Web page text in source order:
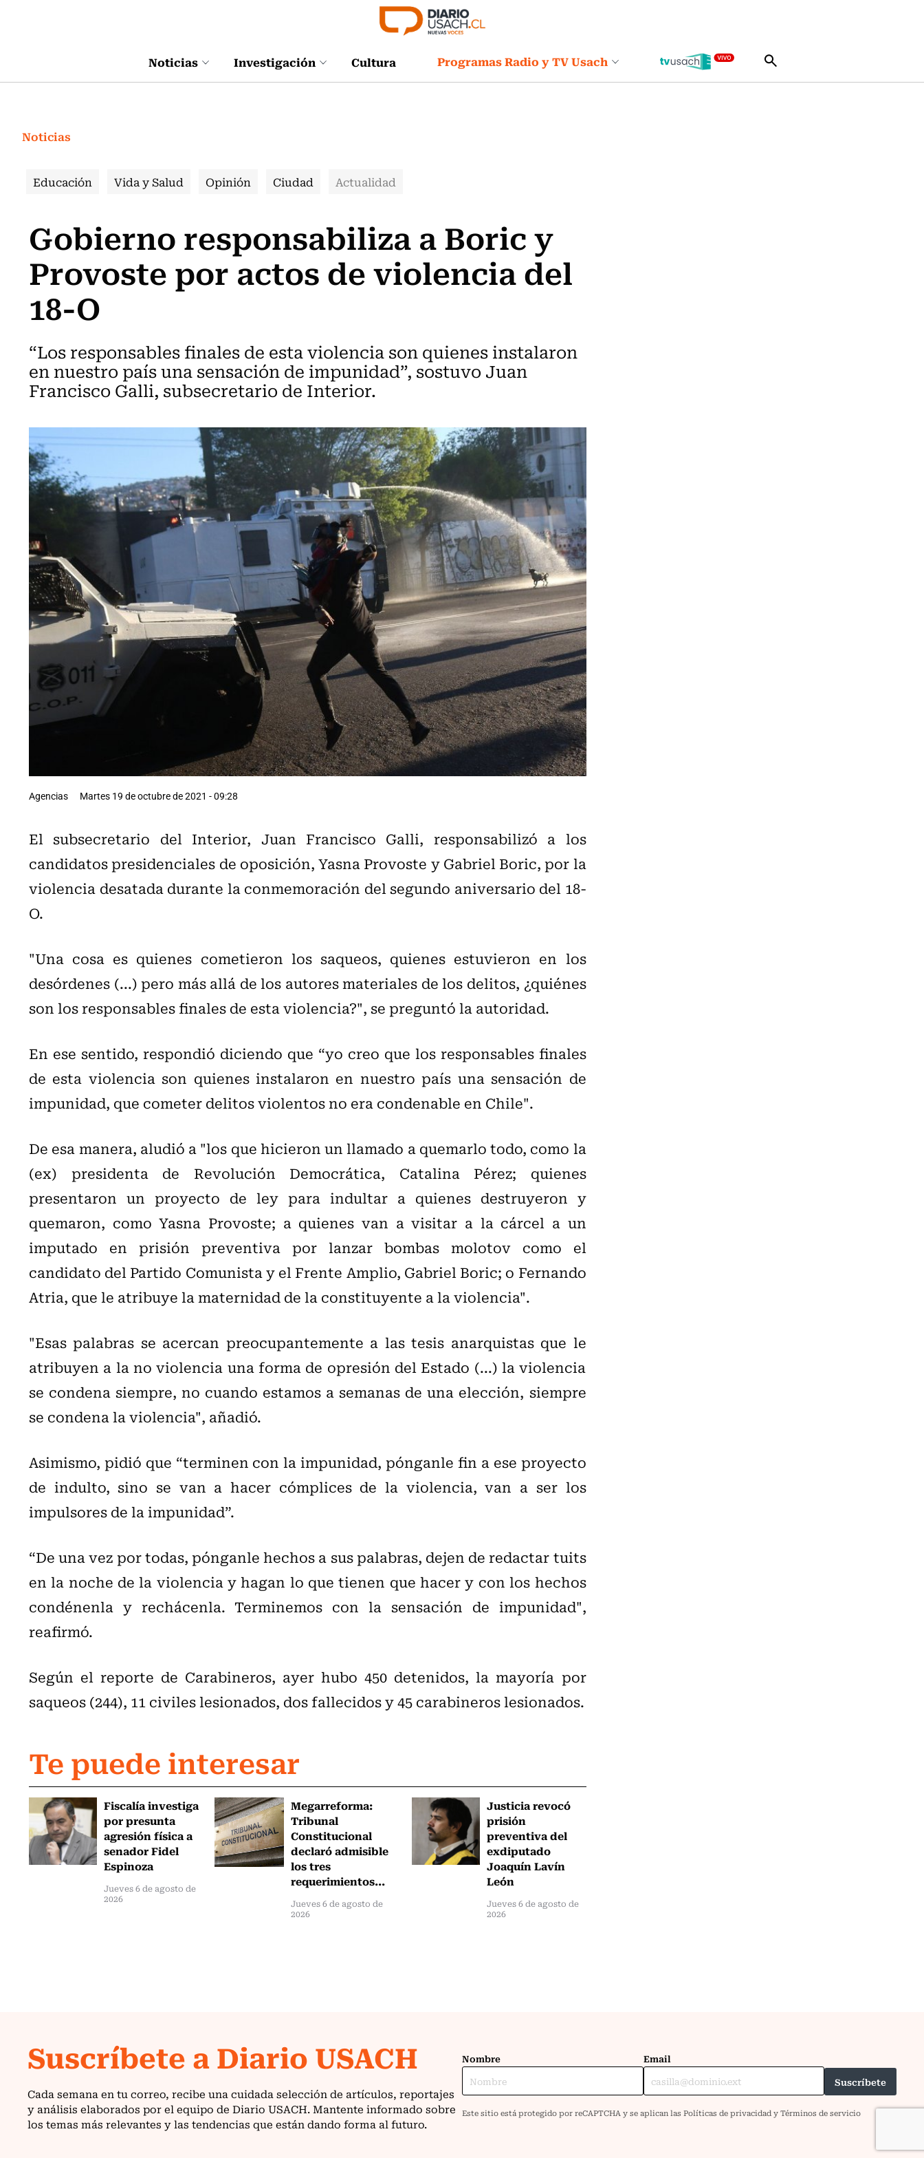
Noticias Investigación Cultura Programas Radio y TV Usach
Noticias
Educación Vida y Salud Opinión Ciudad Actualidad
Gobierno responsabiliza a Boric y
Provoste por actos de violencia del
18-O
“Los responsables finales de esta violencia son quienes instalaron
en nuestro país una sensación de impunidad”, sostuvo Juan
Francisco Galli, subsecretario de Interior.
Agencias Martes 19 de octubre de 2021 - 09:28
El subsecretario del Interior, Juan Francisco Galli, responsabilizó a los
candidatos presidenciales de oposición, Yasna Provoste y Gabriel Boric, por la
violencia desatada durante la conmemoración del segundo aniversario del 18-
O.
"Una cosa es quienes cometieron los saqueos, quienes estuvieron en los
desórdenes (...) pero más allá de los autores materiales de los delitos, ¿quiénes
son los responsables finales de esta violencia?", se preguntó la autoridad.
En ese sentido, respondió diciendo que “yo creo que los responsables finales
de esta violencia son quienes instalaron en nuestro país una sensación de
impunidad, que cometer delitos violentos no era condenable en Chile".
De esa manera, aludió a "los que hicieron un llamado a quemarlo todo, como la
(ex) presidenta de Revolución Democrática, Catalina Pérez; quienes
presentaron un proyecto de ley para indultar a quienes destruyeron y
quemaron, como Yasna Provoste; a quienes van a visitar a la cárcel a un
imputado en prisión preventiva por lanzar bombas molotov como el
candidato del Partido Comunista y el Frente Amplio, Gabriel Boric; o Fernando
Atria, que le atribuye la maternidad de la constituyente a la violencia".
"Esas palabras se acercan preocupantemente a las tesis anarquistas que le
atribuyen a la no violencia una forma de opresión del Estado (...) la violencia
se condena siempre, no cuando estamos a semanas de una elección, siempre
se condena la violencia", añadió.
Asimismo, pidió que “terminen con la impunidad, pónganle fin a ese proyecto
de indulto, sino se van a hacer cómplices de la violencia, van a ser los
impulsores de la impunidad”.
“De una vez por todas, pónganle hechos a sus palabras, dejen de redactar tuits
en la noche de la violencia y hagan lo que tienen que hacer y con los hechos
condénenla y rechácenla. Terminemos con la sensación de impunidad",
reafirmó.
Según el reporte de Carabineros, ayer hubo 450 detenidos, la mayoría por
saqueos (244), 11 civiles lesionados, dos fallecidos y 45 carabineros lesionados.
Te puede interesar
Fiscalía investiga
por presunta
agresión física a
senador Fidel
Espinoza
Jueves 6 de agosto de
2026
Megarreforma:
Tribunal
Constitucional
declaró admisible
los tres
requerimientos...
Jueves 6 de agosto de
2026
Justicia revocó
prisión
preventiva del
exdiputado
Joaquín Lavín
León
Jueves 6 de agosto de
2026